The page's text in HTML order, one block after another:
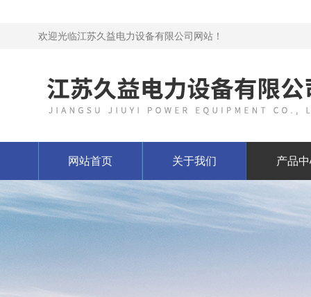
欢迎光临江苏久益电力设备有限公司网站！
网站首页 关于我们 产品